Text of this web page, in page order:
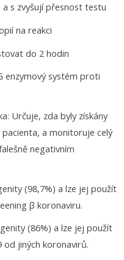
a s zvyšují přesnost testu
na reakci
do 2 hodin
enzymový systém proti
Určuje, zda byly získány
a monitoruje celý
negativním
(98,7%) a lze jej použít
β koronaviru.
(86%) a lze jej použít
od jiných koronavirů.